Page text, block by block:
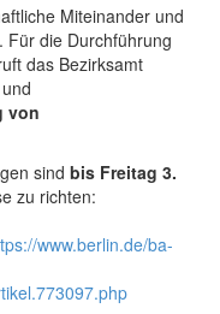
Miteinander und
Für die Durchführung
das Bezirksamt
von
sind bis Freitag 3.
zu richten:
www.berlin.de/ba-